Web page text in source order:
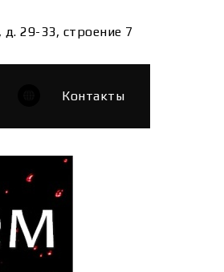
29-33, строение 7
Контакты